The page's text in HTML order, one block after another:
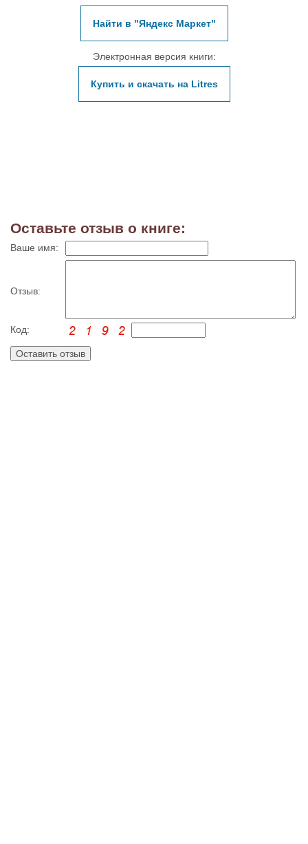
Найти в "Яндекс Маркет"
Электронная версия книги:
Купить и скачать на Litres
Оставьте отзыв о книге:
Ваше имя:
Отзыв:
Код: